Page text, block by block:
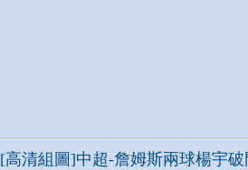
[高清組圖]中超-詹姆斯兩球楊宇破